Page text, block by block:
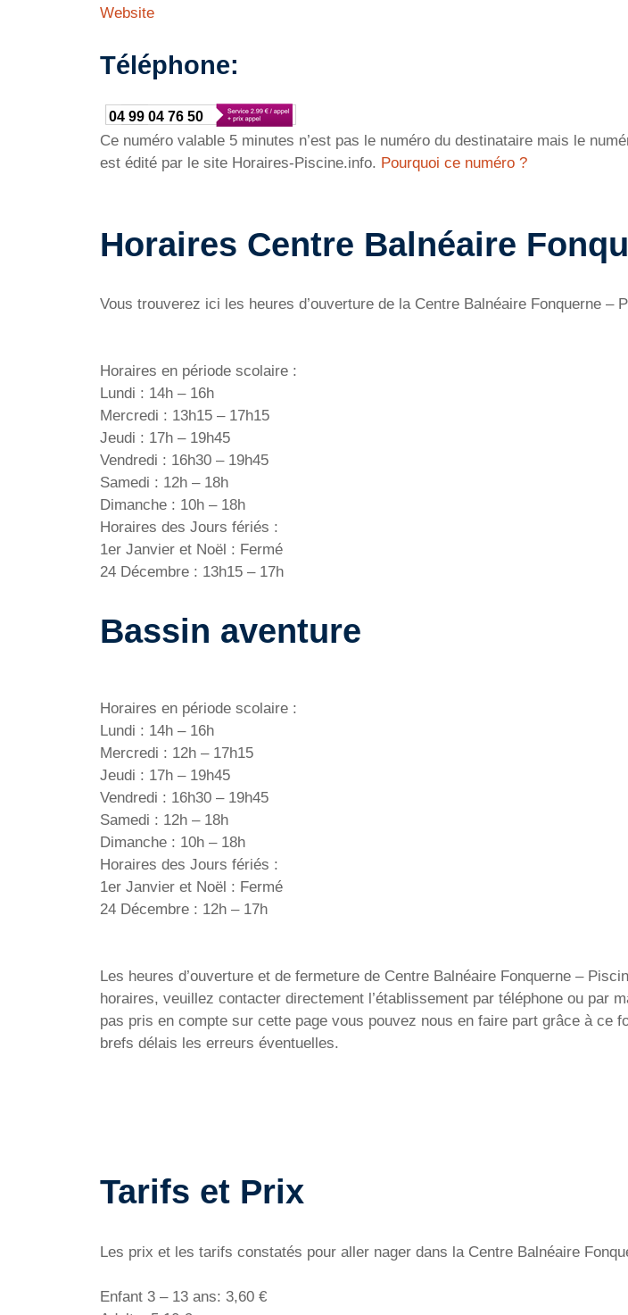
Website
Téléphone:
04 99 04 76 50
Ce numéro valable 5 minutes n’est pas le numéro du destinataire mais le
est édité par le site Horaires-Piscine.info. Pourquoi ce numéro ?
Horaires Centre Balnéaire
Vous trouverez ici les heures d’ouverture de la Centre Balnéaire Fonquerne –
Horaires en période scolaire :
Lundi : 14h – 16h
Mercredi : 13h15 – 17h15
Jeudi : 17h – 19h45
Vendredi : 16h30 – 19h45
Samedi : 12h – 18h
Dimanche : 10h – 18h
Horaires des Jours fériés :
1er Janvier et Noël : Fermé
24 Décembre : 13h15 – 17h
Bassin aventure
Horaires en période scolaire :
Lundi : 14h – 16h
Mercredi : 12h – 17h15
Jeudi : 17h – 19h45
Vendredi : 16h30 – 19h45
Samedi : 12h – 18h
Dimanche : 10h – 18h
Horaires des Jours fériés :
1er Janvier et Noël : Fermé
24 Décembre : 12h – 17h
Les heures d’ouverture et de fermeture de Centre Balnéaire Fonquerne –
horaires, veuillez contacter directement l’établissement par téléphone ou par
pas pris en compte sur cette page vous pouvez nous en faire part grâce à ce
brefs délais les erreurs éventuelles.
Tarifs et Prix
Les prix et les tarifs constatés pour aller nager dans la Centre Balnéaire
Enfant 3 – 13 ans: 3,60 €